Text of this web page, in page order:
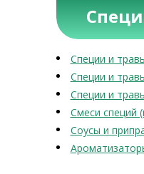
Специи и
Специи и
Специи и
Смеси специй
Соусы и